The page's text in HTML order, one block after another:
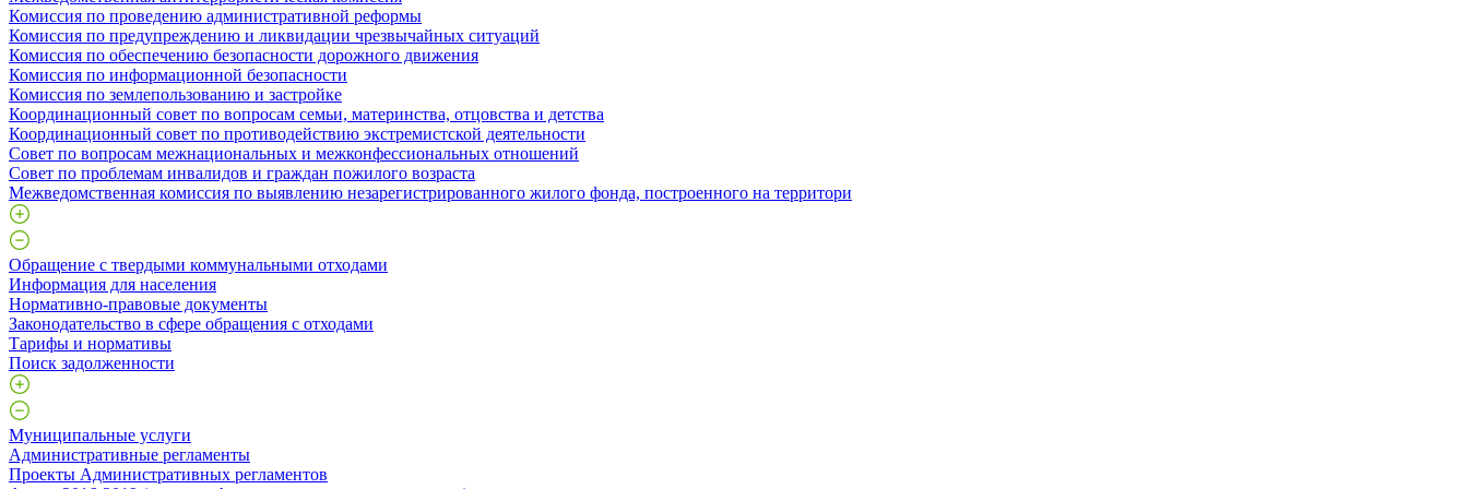
Комиссия по проведению административной реформы
Комиссия по предупреждению и ликвидации чрезвычайных ситуаций
Комиссия по обеспечению безопасности дорожного движения
Комиссия по информационной безопасности
Комиссия по землепользованию и застройке
Координационный совет по вопросам семьи, материнства, отцовства и детства
Координационный совет по противодействию экстремистской деятельности
Совет по вопросам межнациональных и межконфессиональных отношений
Совет по проблемам инвалидов и граждан пожилого возраста
Межведомственная комиссия по выявлению незарегистрированного жилого фонда, построенного на территори
Обращение с твердыми коммунальными отходами
Информация для населения
Нормативно-правовые документы
Законодательство в сфере обращения с отходами
Тарифы и нормативы
Поиск задолженности
Муниципальные услуги
Административные регламенты
Проекты Административных регламентов